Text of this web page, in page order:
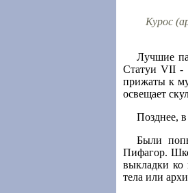
Курос
Лучшие
Cтатуи VII -
прижаты к
освещает
Позднее,
Были
Пифагор.
выкладки ко
тела или